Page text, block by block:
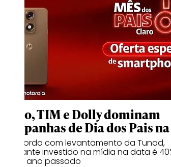
Claro, TIM e Dolly dominam
campanhas de Dia dos Pais
De acordo com levantamento da Tunad,
montante investido na mídia na data é
ao do ano passado